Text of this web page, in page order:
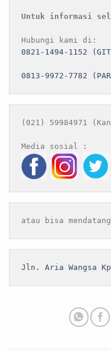
Untuk informasi
0821-1494-1152
0813-9972-7782
(021) 59984971
atau bisa
Jln. Aria Wangsa